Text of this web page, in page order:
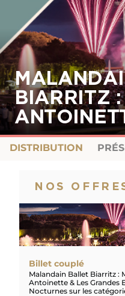
BIARRITZ
DISTRIBUTION
NOS
Billet couplé
Malandain Ballet Biarritz :
Antoinette & Les Grandes
Nocturnes sur les